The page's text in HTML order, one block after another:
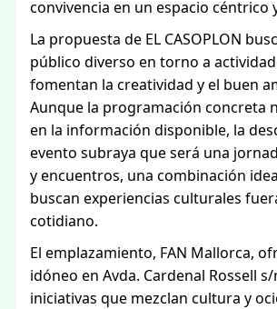
convivencia en un espacio céntrico
La propuesta de EL CASOPLON
público diverso en torno a
fomentan la creatividad y el buen
Aunque la programación concreta
en la información disponible, la
evento subraya que será una
y encuentros, una combinación
buscan experiencias culturales
cotidiano.
El emplazamiento, FAN Mallorca,
idóneo en Avda. Cardenal Rossell
iniciativas que mezclan cultura y